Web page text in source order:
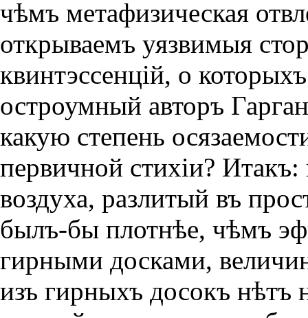
чѣмъ метафизическая
открываемъ уязвимыя
квинтэссенцiй, о
остроумный авторъ
какую степень
первичной стихiи? Итакъ:
воздуха, разлитый въ
былъ-бы плотнѣе, чѣмъ
гирными досками,
изъ гирныхъ досокъ нѣтъ